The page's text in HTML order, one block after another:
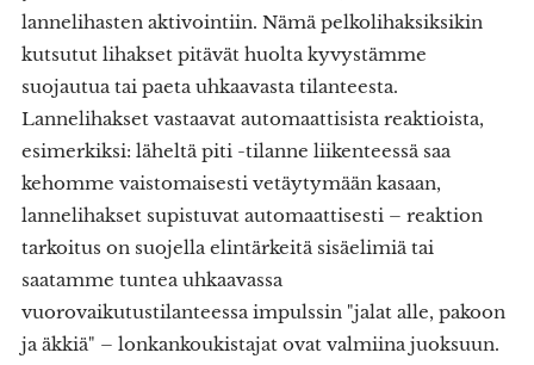
lannelihasten aktivointiin. Nämä pelkolihaksiksikin
kutsutut lihakset pitävät huolta kyvystämme
suojautua tai paeta uhkaavasta tilanteesta.
Lannelihakset vastaavat automaattisista reaktioista,
esimerkiksi: läheltä piti -tilanne liikenteessä saa
kehomme vaistomaisesti vetäytymään kasaan,
lannelihakset supistuvat automaattisesti – reaktion
tarkoitus on suojella elintärkeitä sisäelimiä tai
saatamme tuntea uhkaavassa
vuorovaikutustilanteessa impulssin "jalat alle, pakoon
ja äkkiä" – lonkankoukistajat ovat valmiina juoksuun.